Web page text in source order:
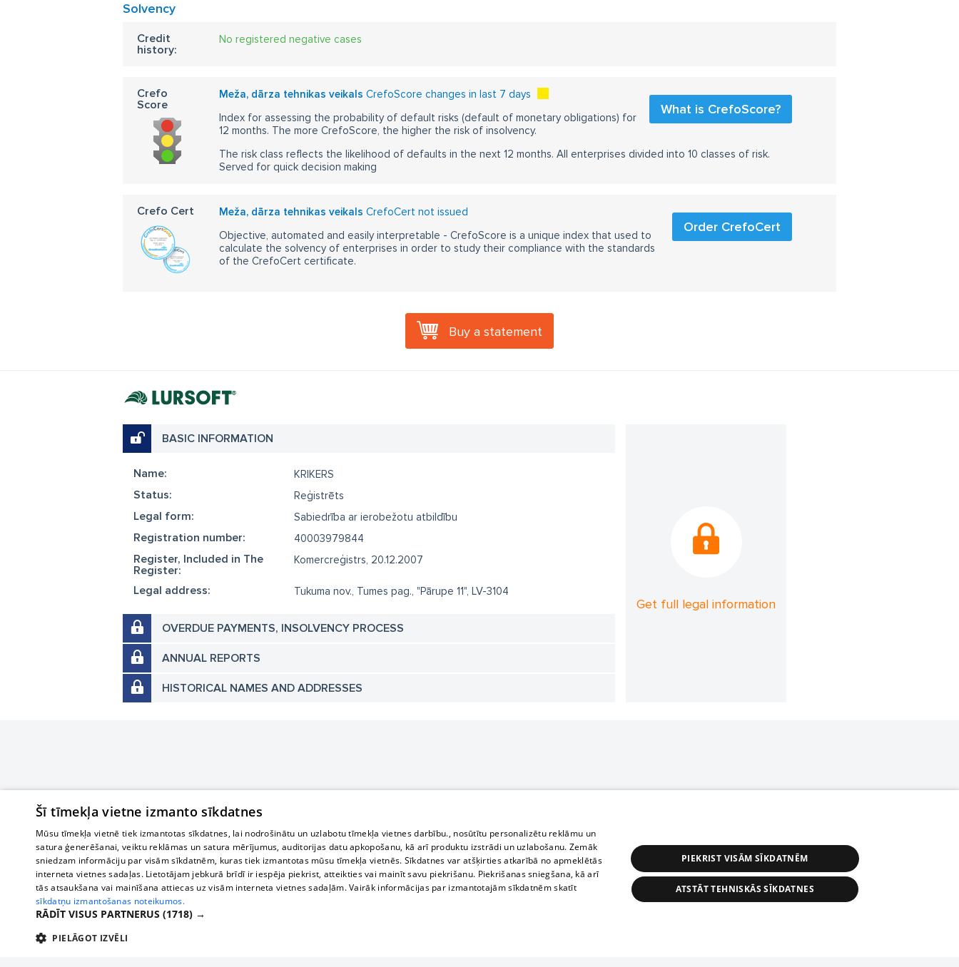
Solvency
Credit
history:
No registered negative cases
Crefo
Score
Meža, dārza tehnikas veikals CrefoScore changes in last 7 days
What is CrefoScore?
Index for assessing the probability of default risks (default of monetary obligations) for
12 months. The more CrefoScore, the higher the risk of insolvency.
The risk class reflects the likelihood of defaults in the next 12 months. All enterprises divided into 10 classes of risk.
Served for quick decision making
Crefo Cert Meža, dārza tehnikas veikals CrefoCert not issued
Order CrefoCert
Objective, automated and easily interpretable - CrefoScore is a unique index that used to
calculate the solvency of enterprises in order to study their compliance with the standards
of the CrefoCert certificate.
Buy a statement
BASIC INFORMATION
Name: KRIKERS
Status: Reģistrēts
Legal form: Sabiedrība ar ierobežotu atbildību
Registration number: 40003979844
Register, Included in The
Register:
Komercreģistrs, 20.12.2007
Legal address: Tukuma nov., Tumes pag., "Pārupe 11", LV-3104
OVERDUE PAYMENTS, INSOLVENCY PROCESS
ANNUAL REPORTS
HISTORICAL NAMES AND ADDRESSES
Get full legal information
Šī tīmekļa vietne izmanto sīkdatnes
Mūsu tīmekļa vietnē tiek izmantotas sīkdatnes, lai nodrošinātu un uzlabotu tīmekļa vietnes darbību., nosūtītu personalizētu reklāmu un
satura ģenerēšanai, veiktu reklāmas un satura mērījumus, auditorijas datu apkopošanu, kā arī produktu izstrādi un uzlabošanu. Zemāk
sniedzam informāciju par visām sīkdatnēm, kuras tiek izmantotas mūsu tīmekļa vietnēs. Sīkdatnes var atšķirties atkarībā no apmeklētās
interneta vietnes sadaļas. Lietotājam jebkurā brīdī ir iespēja piekrist, atteikties vai mainīt savu piekrišanu. Piekrišanas sniegšana, kā arī
tās atsaukšana vai mainīšana attiecas uz visām interneta vietnes sadaļām. Vairāk informācijas par izmantotajām sīkdatnēm skatīt
sīkdatņu izmantošanas noteikumos.
RĀDĪT VISUS PARTNERUS (1718) →
PIELĀGOT IZVĒLI
PIEKRIST VISĀM SĪKDATNĒM
ATSTĀT TEHNISKĀS SĪKDATNES